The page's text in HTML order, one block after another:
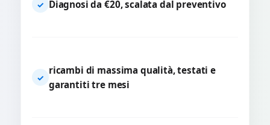
✓ Diagnosi da €20, scalata dal preventivo
✓
ricambi di massima qualità, testati e
garantiti tre mesi